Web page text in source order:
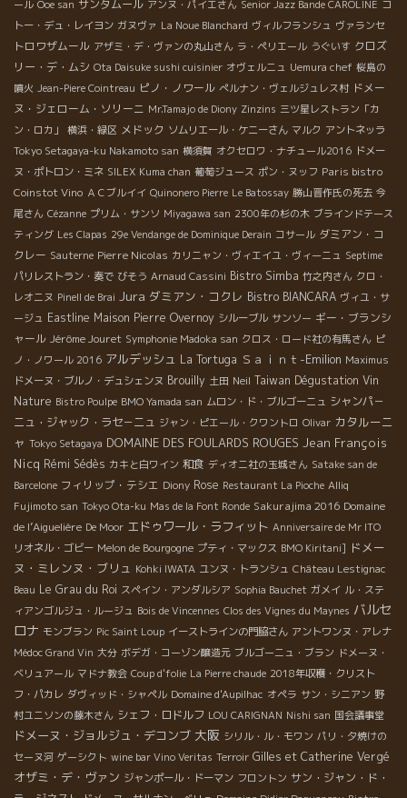
ール Ooe san サンタムール アンヌ・パイエさん Senior Jazz Bande CAROLINE コ
トー・デュ・レイヨン ガヌヴァ La Noue Blanchard ヴィルフランシュ ヴァランセ
トロワザムール アザミ・デ・ヴァンの丸山さん ラ・ペリエール うぐいす クロズ
リー・デ・ムシ Ota Daisuke sushi cuisinier オヴェルニュ Uemura chef 桜島の
噴火 Jean-Piere Cointreau ピノ・ノワール ぺルナン・ヴェルジュレス村 ドメー
ヌ・ジェローム・ソリーニ Mr.Tamajo de Diony Zinzins 三ツ星レストラン「カ
ン・ロカ」
横浜・緑区 メドック ソムリエール・ケニーさん マルク アントネッラ
Tokyo Setagaya-ku Nakamoto san 横須賀 オクセロワ・ナチュール2016 ドメー
ヌ・ポトロン・ミネ SILEX Kuma chan 葡萄ジュース ポン・ヌッフ Paris bistro
Coinstot Vino ＡＣブルイイ Quinonero Pierre Le Batossay 勝山晋作氏の死去 今
尾さん Cézanne プリム・サンソ Miyagawa san 2300年の杉の木 ブラインドテース
ティング Les Clapas 29e Vendange de Dominique Derain コサール ダミアン・コ
クレー Sauterne Pierre Nicolas カリニャン・ヴィエイユ・ヴィーニュ Septime
パリレストラン・奏で びそう Arnaud Cassini Bistro Simba 竹之内さん クロ・
レオニヌ Pinell de Brai Jura ダミアン・コクレ Bistro BIANCARA ヴィユ・サ
ージュ Eastline Maison Pierre Overnoy シルーブル サンソー ギー・ブランシ
ャール Jérôme Jouret Symphonie Madoka san クロス・ロード社の有馬さん ピ
ノ・ノワール 2016 アルデッシュ La Tortuga Ｓａｉｎｔ-Emilion Maximus
ドメーヌ・ブルノ・デュシェンヌ Brouilly 土田 Neil Taiwan Dégustation Vin
Nature Bistro Poulpe BMO Yamada san ムロン・ド・ブルゴーニュ シャンパ－
ニュ・ジャック・ラセ－ニュ ジャン・ピエール・クワントロ Olivar カタルーニ
ャ Tokyo Setagaya DOMAINE DES FOULARDS ROUGES Jean François
Nicq Rémi Sédès カキと白ワイン 和食 ディオニ社の玉城さん Satake san de
Barcelone フィリップ・テシエ Diony Rose Restaurant La Pioche Alliq
Fujimoto san Tokyo Ota-ku Mas de la Font Ronde Sakurajima 2016 Domaine
de l’Aiguelière De Moor エドゥワール・ラフィット Anniversaire de Mr ITO
リオネル・ゴビー Melon de Bourgogne プティ・マックス BMO Kiritani] ドメー
ヌ・ミレンヌ・ブリュ Kohki IWATA ユンヌ・トランシュ Château Lestignac
Beau Le Grau du Roi スペイン・アンダルシア Sophia Bauchet ガメイ ル・ステ
ィアンゴルジュ・ルージュ Bois de Vincennes Clos des Vignes du Maynes バルセ
ロナ モンブラン Pic Saint Loup イーストラインの門脇さん アントワンヌ・アレナ
Médoc Grand Vin 大分 ボデガ・コーゾン醸造元 ブルゴーニュ・ブラン ドメーヌ・
ベリュアール マドナ教会 Coup d'folie La Pierre chaude 2018年収穫・クリスト
フ・パカレ ダヴィッド・シャペル Domaine d'Aupilhac オペラ サン・シニアン 野
村ユニソンの藤木さん シェフ・ロドルフ LOU CARIGNAN Nishi san 国会議事堂
ドメーヌ・ジョルジュ・デコンブ 大阪 シリル・ル・モワン パリ・夕焼けの
セーヌ河 ゲーシクト wine bar Vino Veritas Terroir Gilles et Catherine Vergé
オザミ・デ・ヴァン ジャンポール・ドーマン フロントン サン・ジャン・ド・